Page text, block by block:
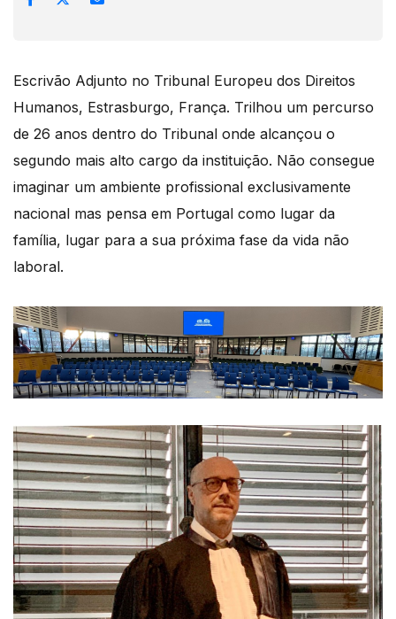
Escrivão Adjunto no Tribunal Europeu dos Direitos
Humanos, Estrasburgo, França. Trilhou um percurso
de 26 anos dentro do Tribunal onde alcançou o
segundo mais alto cargo da instituição. Não consegue
imaginar um ambiente profissional exclusivamente
nacional mas pensa em Portugal como lugar da
família, lugar para a sua próxima fase da vida não
laboral.